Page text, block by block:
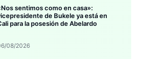
sentimos como en casa»:
de Bukele ya está en
para la posesión de Abelardo
08/2026